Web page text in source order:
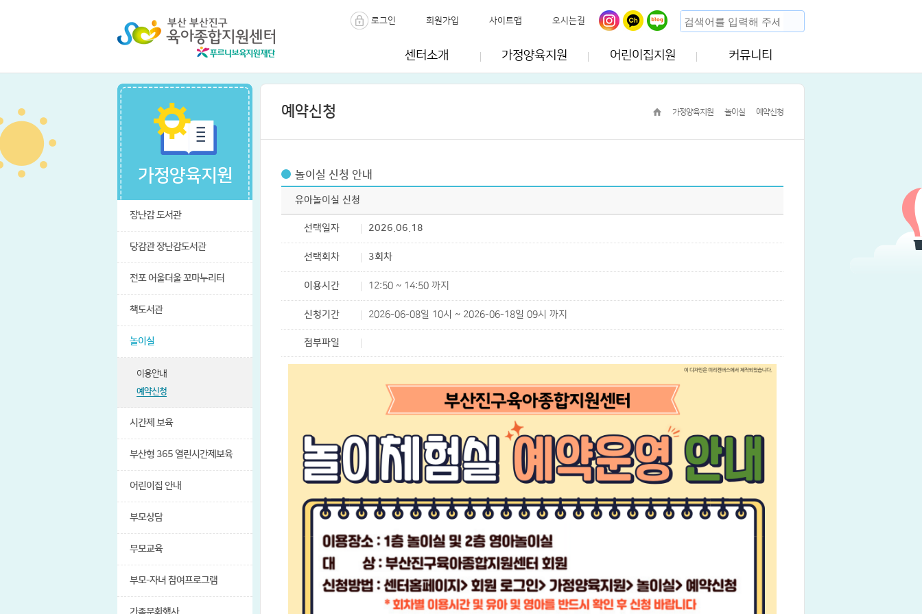
로그인 회원가입 사이트맵 오시는길
센터소개 가정양육지원 어린이집지원 커뮤니티
가정양육지원
장난감 도서관
당감관 장난감도서관
전포 어울더울 꼬마누리터
책도서관
놀이실
이용안내
예약신청
시간제 보육
부산형 365 열린시간제보육
어린이집 안내
부모상담
부모교육
부모-자녀 참여프로그램
예약신청 가정양육지원 놀이실 예약신청
놀이실 신청 안내
유아놀이실 신청
선택일자 2026.06.18
선택회차 3회차
이용시간 12:50 ~ 14:50 까지
신청기간 2026-06-08일 10시 ~ 2026-06-18일 09시 까지
첨부파일